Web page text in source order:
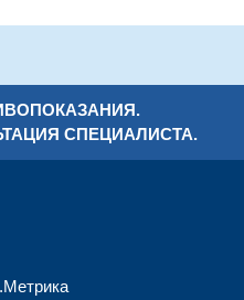
СПЕЦИАЛИСТА.